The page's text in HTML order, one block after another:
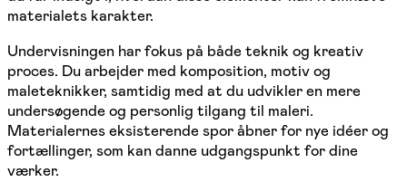
materialets karakter.
Undervisningen har fokus på både teknik og kreativ
proces. Du arbejder med komposition, motiv og
maleteknikker, samtidig med at du udvikler en mere
undersøgende og personlig tilgang til maleri.
Materialernes eksisterende spor åbner for nye idéer og
fortællinger, som kan danne udgangspunkt for dine
værker.